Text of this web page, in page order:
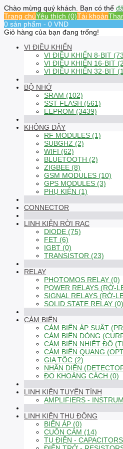
Chào mừng quý khách. Bạn có thể
Trang chủYêu thích (0)Tài khoản
0 sản phẩm - 0 VND
Giỏ hàng của bạn đang trống!
VI ĐIỀU KHIỂN
VI ĐIỀU KHIỂN 8-BIT
VI ĐIỀU KHIỂN 16-BIT
VI ĐIỀU KHIỂN 32-BIT
BỘ NHỚ
SRAM (102)
SST FLASH (561)
EEPROM (3439)
KHÔNG DÂY
RF MODULES (1)
SUBGHZ (2)
WIFI (62)
BLUETOOTH (2)
ZIGBEE (8)
GSM MODULES (10)
GPS MODULES (3)
PHỤ KIỆN (1)
CONNECTOR
LINH KIỆN RỜI RẠC
DIODE (75)
FET (6)
IGBT (0)
TRANSISTOR (23)
RELAY
PHOTOMOS RELAY (0)
POWER RELAYS (RỜ-
SIGNAL RELAYS (RỜ-
SOLID STATE RELAY (0)
CẢM BIẾN
CẢM BIẾN ÁP SUẤT
CẢM BIẾN DÒNG
CẢM BIẾN NHIỆT ĐỘ
CẢM BIẾN QUANG
GIA TỐC (2)
NHẬN DIỆN
ĐO KHOẢNG CÁCH (0)
LINH KIỆN TUYẾN TÍNH
AMPLIFIERS -
LINH KIỆN THỤ ĐỘNG
BIẾN ÁP (0)
CUỘN CẢM (14)
TỤ ĐIỆN -